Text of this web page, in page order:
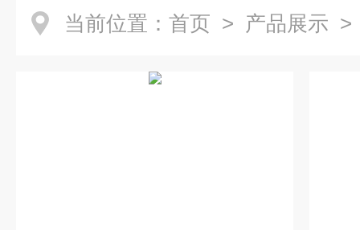
当前位置： 首页 > 产品展示